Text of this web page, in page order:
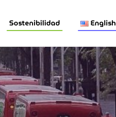
Sostenibilidad English